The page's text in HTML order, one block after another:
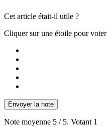
Cet article était-il utile ?
Cliquer sur une étoile pour voter
Envoyer la note
Note moyenne 5 / 5. Votant 1